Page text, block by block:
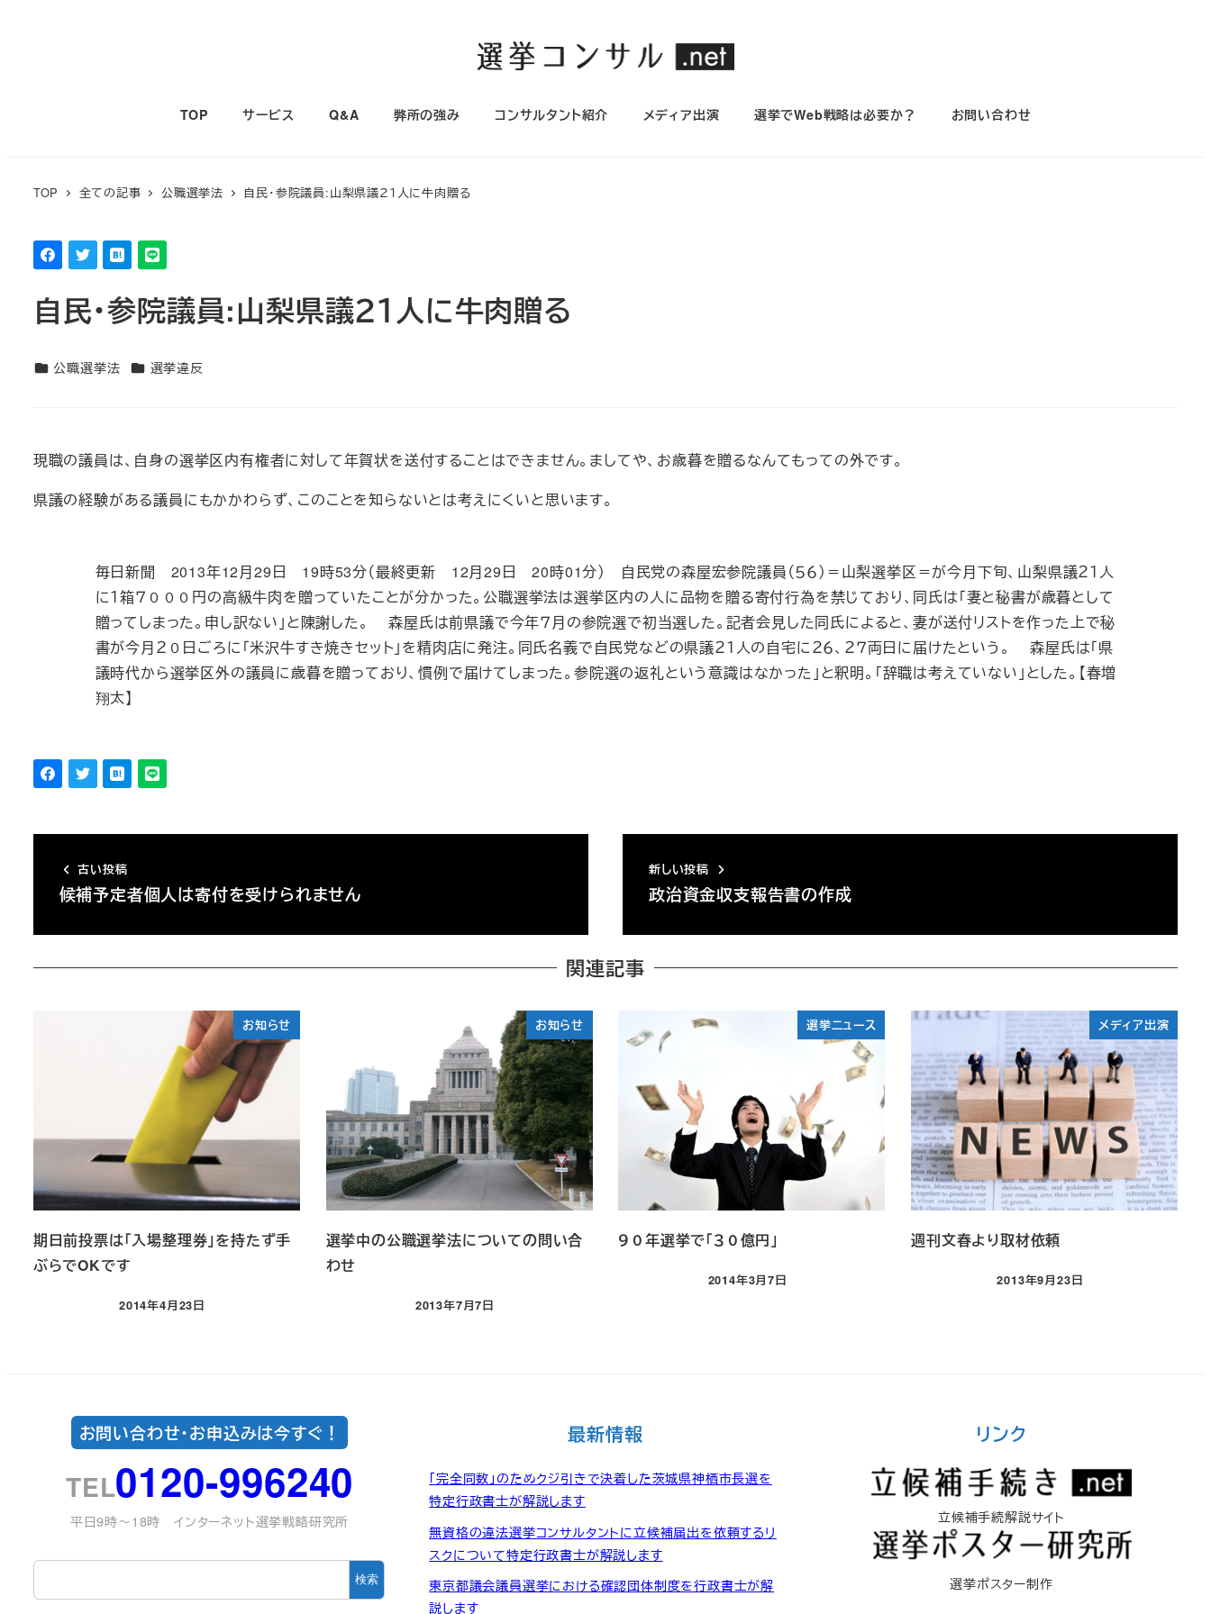
TOP サービス Q&A 弊所の強み コンサルタント紹介 メディア出演 選挙でWeb戦略は必要か？ お問い合わせ
TOP 全ての記事 公職選挙法 自民・参院議員:山梨県議２１人に牛肉贈る
自民・参院議員:山梨県議２１人に牛肉贈る
カテゴリー
公職選挙法 カテゴリー
選挙違反
現職の議員は、自身の選挙区内有権者に対して年賀状を送付することはできません。ましてや、お歳暮を贈るなんてもっての外です。
県議の経験がある議員にもかかわらず、このことを知らないとは考えにくいと思います。
毎日新聞 2013年12月29日 19時53分（最終更新 12月29日 20時01分） 自民党の森屋宏参院議員（５６）＝山梨選挙区＝が今月下旬、山梨県議２１人
に１箱７０００円の高級牛肉を贈っていたことが分かった。公職選挙法は選挙区内の人に品物を贈る寄付行為を禁じており、同氏は「妻と秘書が歳暮として
贈ってしまった。申し訳ない」と陳謝した。 森屋氏は前県議で今年７月の参院選で初当選した。記者会見した同氏によると、妻が送付リストを作った上で秘
書が今月２０日ごろに「米沢牛すき焼きセット」を精肉店に発注。同氏名義で自民党などの県議２１人の自宅に２６、２７両日に届けたという。 森屋氏は「県
議時代から選挙区外の議員に歳暮を贈っており、慣例で届けてしまった。参院選の返礼という意識はなかった」と釈明。「辞職は考えていない」とした。【春増
翔太】
古い投稿
候補予定者個人は寄付を受けられません
新しい投稿
政治資金収支報告書の作成
関連記事
お知らせ
期日前投票は「入場整理券」を持たず手
ぶらでOKです
投稿日
2014年4月23日
お知らせ
選挙中の公職選挙法についての問い合
わせ
投稿日
2013年7月7日
選挙ニュース
９０年選挙で「３０億円」
投稿日
2014年3月7日
メディア出演
週刊文春より取材依頼
投稿日
2013年9月23日
お問い合わせ・お申込みは今すぐ！
TEL0120-996240
平日9時～18時 インターネット選挙戦略研究所
索
検索
最新情報
「完全同数」のためクジ引きで決着した茨城県神栖市長選を
特定行政書士が解説します
無資格の違法選挙コンサルタントに立候補届出を依頼するリ
スクについて特定行政書士が解説します
東京都議会議員選挙における確認団体制度を行政書士が解
説します
リンク
立候補手続解説サイト
選挙ポスター制作